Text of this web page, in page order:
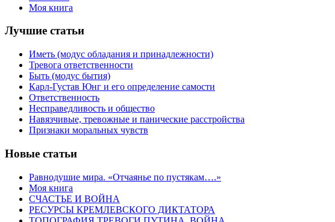
Моя книга
Лучшие статьи
Иметь (модус обладания и принадлежности)
Тревога ответственности
Быть (модус бытия)
Карл-Густав Юнг и его определение самости
Ответственность
Несправедливость и общество
Навязчивые, тревожные и панические расстройства
Признаки моральных чувств
Новые статьи
Равнодушие мира. «Отчаянье по пустякам….»
Моя книга
СЧАСТЬЕ И ВОЙНА
РЕСУРСЫ КРЕМЛЕВСКОГО ДИКТАТОРА